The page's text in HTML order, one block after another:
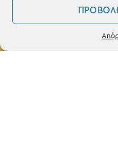
Δεν βρέθηκε
ταιριάζει με